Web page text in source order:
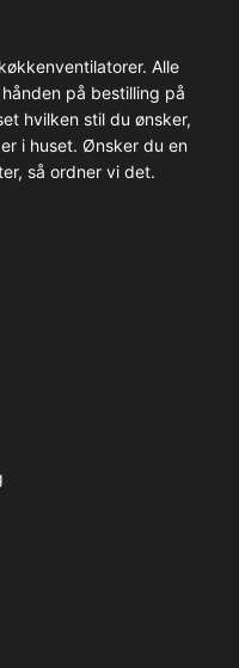
Alle
på bestilling på
hvilken stil du ønsker,
i huset. Ønsker du en
så ordner vi det.